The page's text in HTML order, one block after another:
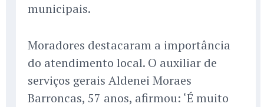
municipais.
Moradores destacaram a importância
do atendimento local. O auxiliar de
serviços gerais Aldenei Moraes
Barroncas, 57 anos, afirmou: ‘É muito